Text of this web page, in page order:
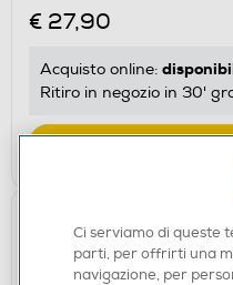
€ 27,90
Acquisto online:
Ritiro in negozio in 30'
Ci serviamo di queste
parti, per offrirti una
navigazione, per